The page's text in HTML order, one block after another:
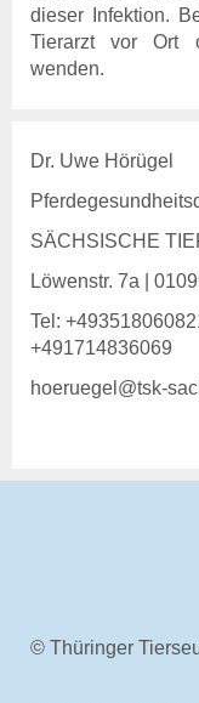
dieser Infektion.
Tierarzt vor Ort
wenden.
Dr. Uwe Hörügel
SÄCHSISCHE
Löwenstr. 7a |
Tel:
+491714836069
hoeruegel@tsk-
© Thüringer